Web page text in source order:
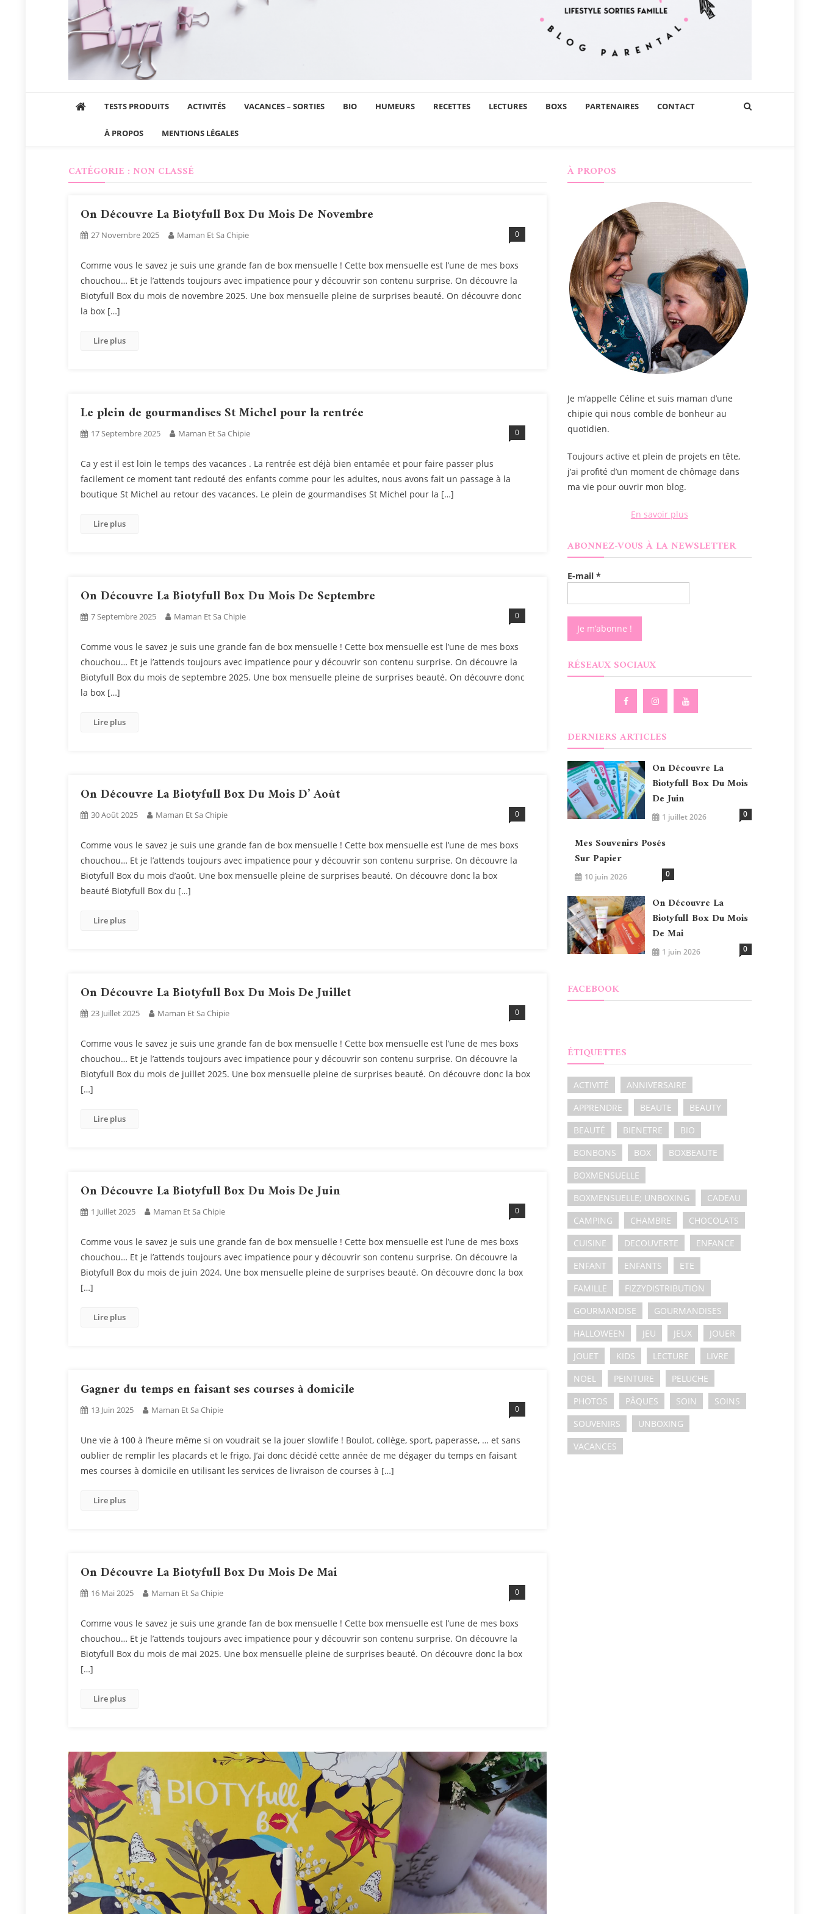
TESTS PRODUITS ACTIVITÉS VACANCES – SORTIES BIO HUMEURS RECETTES LECTURES BOXS PARTENAIRES CONTACT
À PROPOS MENTIONS LÉGALES
CATÉGORIE : NON CLASSÉ
On Découvre La Biotyfull Box Du Mois De Novembre
27 Novembre 2025 Maman Et Sa Chipie 0
Comme vous le savez je suis une grande fan de box mensuelle ! Cette box mensuelle est l’une de mes boxs
chouchou… Et je l’attends toujours avec impatience pour y découvrir son contenu surprise. On découvre la
Biotyfull Box du mois de novembre 2025. Une box mensuelle pleine de surprises beauté. On découvre donc
la box […]
Lire plus
Le plein de gourmandises St Michel pour la rentrée
17 Septembre 2025 Maman Et Sa Chipie 0
Ca y est il est loin le temps des vacances . La rentrée est déjà bien entamée et pour faire passer plus
facilement ce moment tant redouté des enfants comme pour les adultes, nous avons fait un passage à la
boutique St Michel au retour des vacances. Le plein de gourmandises St Michel pour la […]
Lire plus
On Découvre La Biotyfull Box Du Mois De Septembre
7 Septembre 2025 Maman Et Sa Chipie 0
Comme vous le savez je suis une grande fan de box mensuelle ! Cette box mensuelle est l’une de mes boxs
chouchou… Et je l’attends toujours avec impatience pour y découvrir son contenu surprise. On découvre la
Biotyfull Box du mois de septembre 2025. Une box mensuelle pleine de surprises beauté. On découvre donc
la box […]
Lire plus
On Découvre La Biotyfull Box Du Mois D’ Août
30 Août 2025 Maman Et Sa Chipie 0
Comme vous le savez je suis une grande fan de box mensuelle ! Cette box mensuelle est l’une de mes boxs
chouchou… Et je l’attends toujours avec impatience pour y découvrir son contenu surprise. On découvre la
Biotyfull Box du mois d’août. Une box mensuelle pleine de surprises beauté. On découvre donc la box
beauté Biotyfull Box du […]
Lire plus
On Découvre La Biotyfull Box Du Mois De Juillet
23 Juillet 2025 Maman Et Sa Chipie 0
Comme vous le savez je suis une grande fan de box mensuelle ! Cette box mensuelle est l’une de mes boxs
chouchou… Et je l’attends toujours avec impatience pour y découvrir son contenu surprise. On découvre la
Biotyfull Box du mois de juillet 2025. Une box mensuelle pleine de surprises beauté. On découvre donc la box
[…]
Lire plus
On Découvre La Biotyfull Box Du Mois De Juin
1 Juillet 2025 Maman Et Sa Chipie 0
Comme vous le savez je suis une grande fan de box mensuelle ! Cette box mensuelle est l’une de mes boxs
chouchou… Et je l’attends toujours avec impatience pour y découvrir son contenu surprise. On découvre la
Biotyfull Box du mois de juin 2024. Une box mensuelle pleine de surprises beauté. On découvre donc la box
[…]
Lire plus
Gagner du temps en faisant ses courses à domicile
13 Juin 2025 Maman Et Sa Chipie 0
Une vie à 100 à l’heure même si on voudrait se la jouer slowlife ! Boulot, collège, sport, paperasse, … et sans
oublier de remplir les placards et le frigo. J’ai donc décidé cette année de me dégager du temps en faisant
mes courses à domicile en utilisant les services de livraison de courses à […]
Lire plus
On Découvre La Biotyfull Box Du Mois De Mai
16 Mai 2025 Maman Et Sa Chipie 0
Comme vous le savez je suis une grande fan de box mensuelle ! Cette box mensuelle est l’une de mes boxs
chouchou… Et je l’attends toujours avec impatience pour y découvrir son contenu surprise. On découvre la
Biotyfull Box du mois de mai 2025. Une box mensuelle pleine de surprises beauté. On découvre donc la box
[…]
Lire plus
À PROPOS
Je m’appelle Céline et suis maman d’une
chipie qui nous comble de bonheur au
quotidien.
Toujours active et plein de projets en tête,
j’ai profité d’un moment de chômage dans
ma vie pour ouvrir mon blog.
En savoir plus
ABONNEZ-VOUS À LA NEWSLETTER
E-mail *
RÉSEAUX SOCIAUX
DERNIERS ARTICLES
On Découvre La
Biotyfull Box Du Mois
De Juin
1 juillet 2026 0
Mes Souvenirs Posés
Sur Papier
10 juin 2026 0
On Découvre La
Biotyfull Box Du Mois
De Mai
1 juin 2026 0
FACEBOOK
ÉTIQUETTES
ACTIVITÉ
ANNIVERSAIRE
APPRENDRE
BEAUTE
BEAUTY
BEAUTÉ
BIENETRE
BIO
BONBONS
BOX
BOXBEAUTE
BOXMENSUELLE
BOXMENSUELLE; UNBOXING
CADEAU
CAMPING
CHAMBRE
CHOCOLATS
CUISINE
DECOUVERTE
ENFANCE
ENFANT
ENFANTS
ETE
FAMILLE
FIZZYDISTRIBUTION
GOURMANDISE
GOURMANDISES
HALLOWEEN
JEU JEUX
JOUER
JOUET
KIDS LECTURE
LIVRE
NOEL
PEINTURE
PELUCHE
PHOTOS
PÂQUES SOIN
SOINS
SOUVENIRS
UNBOXING
VACANCES